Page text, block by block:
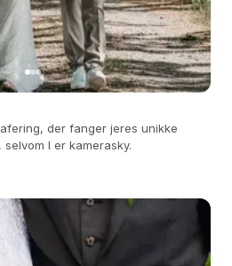
der fanger jeres unikke
I er kamerasky.